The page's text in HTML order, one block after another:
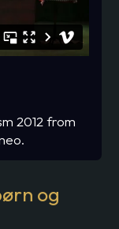
2012 from
og